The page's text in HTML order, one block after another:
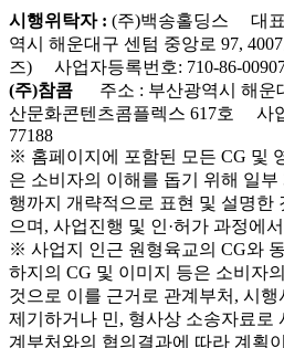
시행위탁자 : (주)백송홀딩스 대
역시 해운대구 센텀 중앙로 97,
즈) 사업자등록번호: 710-86-
(주)참콤 주소 : 부산광역시 해운
산문화콘텐츠콤플렉스 617호 사
77188
※ 홈페이지에 포함된 모든 CG 및
은 소비자의 이해를 돕기 위해 일부
행까지 개략적으로 표현 및 설명한
으며, 사업진행 및 인·허가 과정에
※ 사업지 인근 원형육교의 CG와
하지의 CG 및 이미지 등은 소비자
것으로 이를 근거로 관계부처, 시
제기하거나 민, 형사상 소송자료로
계부처와의 협의결과에 따라 계획